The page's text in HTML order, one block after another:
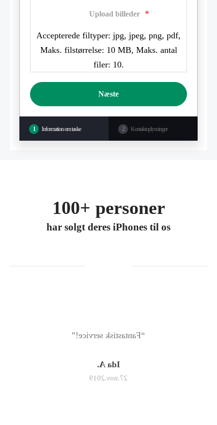
1 Information om taske 2 Kontaktoplysninger
Upload billeder *
Accepterede filtyper: jpg, jpeg, png, pdf,
Maks. filstørrelse: 10 MB, Maks. antal
filer: 10.
100+ personer
har solgt deres iPhones til os
“Fantastisk service!”
Ida A.
27.nov.2019